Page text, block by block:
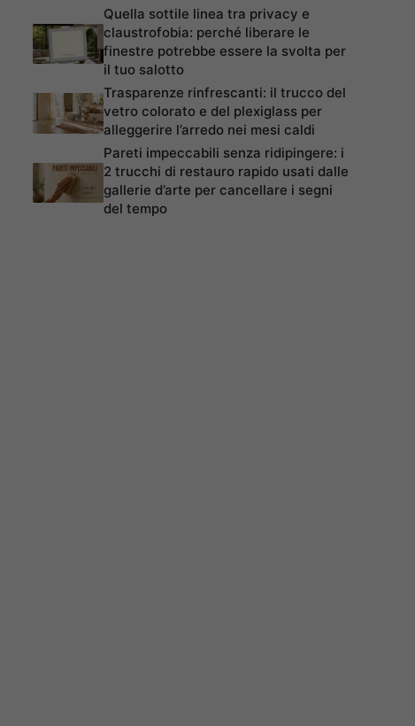
Quella sottile linea tra privacy e
claustrofobia: perché liberare le
finestre potrebbe essere la svolta per
il tuo salotto
Trasparenze rinfrescanti: il trucco del
vetro colorato e del plexiglass per
alleggerire l’arredo nei mesi caldi
Pareti impeccabili senza ridipingere: i
2 trucchi di restauro rapido usati dalle
gallerie d’arte per cancellare i segni
del tempo